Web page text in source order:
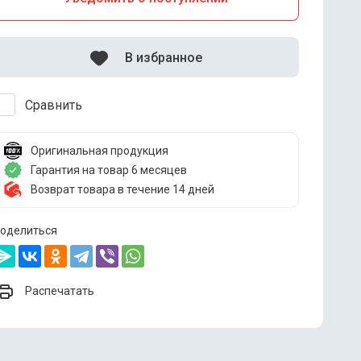
Сравнить
В избранное
Оригинальная продукция
Гарантия на товар 6 месяцев
Возврат товара в течение 14 дней
Распечатать